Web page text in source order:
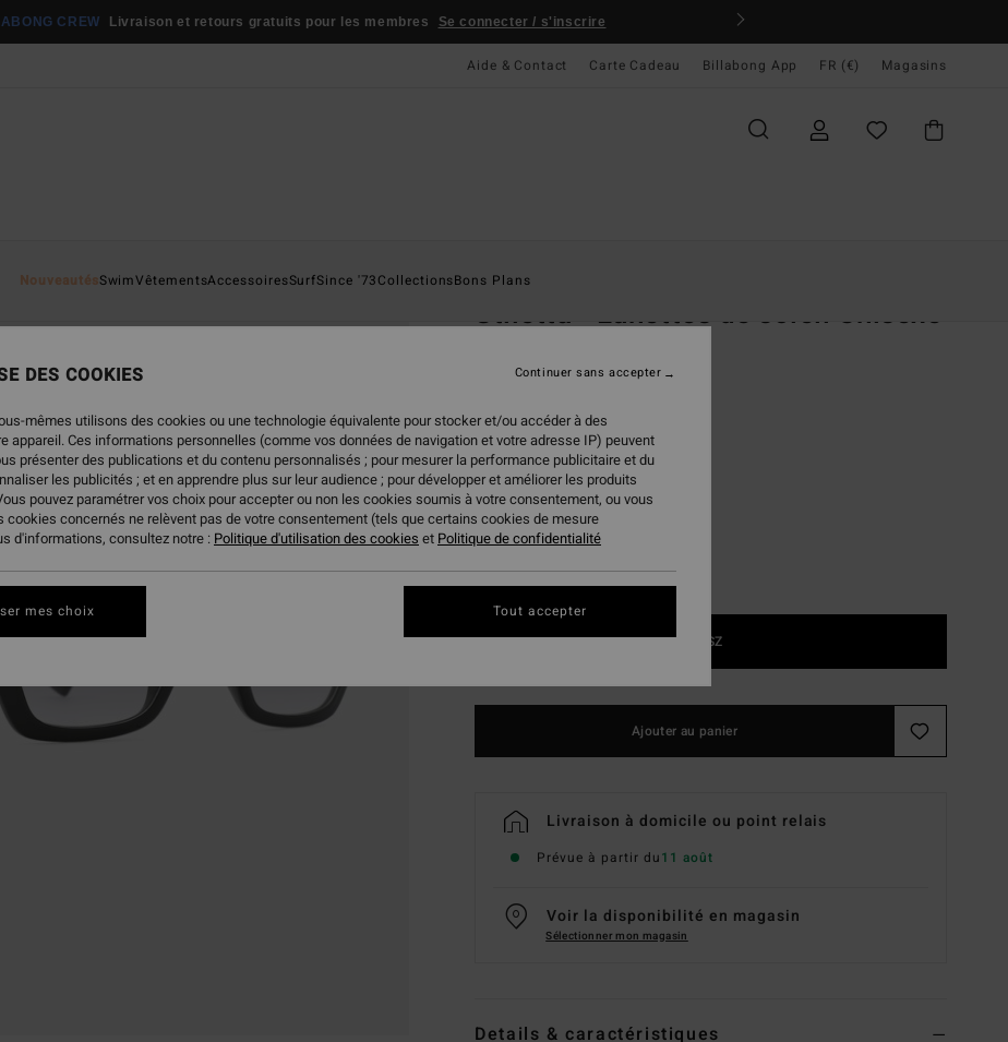
CREW Livraison et retours gratuits pour les membres Se connecter / s'inscrire
Aide & Contact Carte Cadeau Billabong App FR (€) Magasins
NouveautésSwimVêtementsAccessoiresSurfSince '73CollectionsBons Plans
Stiletta - Lunettes de soleil Unisexe
CouleurBlack/gradient
1SZ
Ajouter au panier
Livraison à domicile ou point relais
Prévue à partir du11 août
Voir la disponibilité en magasin
Sélectionner mon magasin
Details & caractéristiques
DES COOKIES
mêmes utilisons des cookies ou une technologie équivalente pour stocker et/ou accéder à des
appareil. Ces informations personnelles (comme vos données de navigation et votre adresse IP) peuvent
présenter des publications et du contenu personnalisés ; pour mesurer la performance publicitaire et du
les publicités ; et en apprendre plus sur leur audience ; pour développer et améliorer les produits
pouvez paramétrer vos choix pour accepter ou non les cookies soumis à votre consentement, ou vous
cookies concernés ne relèvent pas de votre consentement (tels que certains cookies de mesure
d'informations, consultez notre : Politique d'utilisation des cookies et Politique de confidentialité
mes choix
Continuer sans accepter
Tout accepter